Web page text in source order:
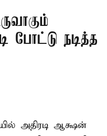
நடித்த
அதிரடி ஆக்ஷன்